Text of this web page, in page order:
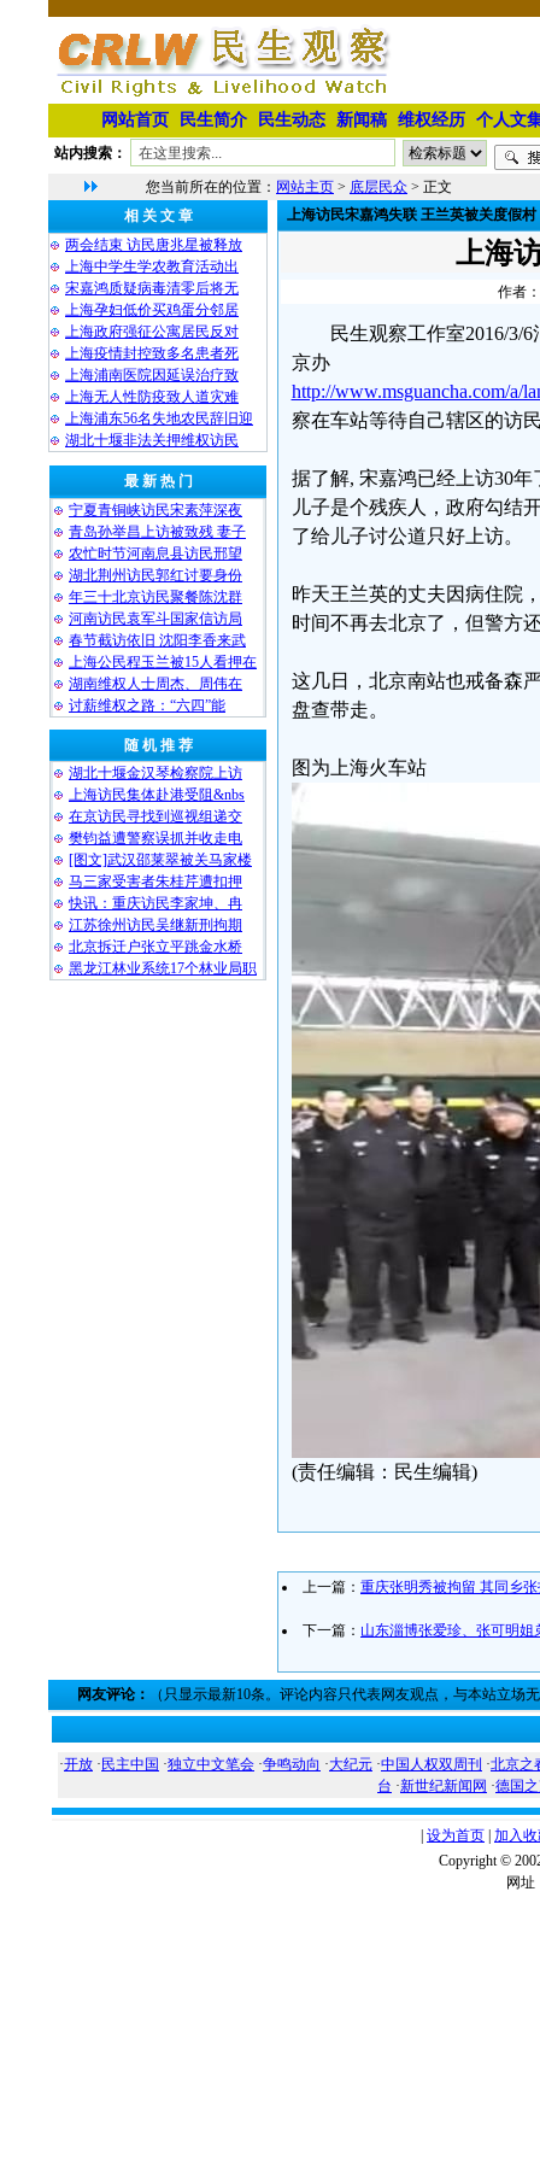
网站首页 民生简介 民生动态 新闻稿 维权经历 个人文
站内搜索：
您当前所在的位置： 网站主页 > 底层民众 > 正文
相 关 文 章
两会结束 访民唐兆星被释放
上海中学生学农教育活动出
宋嘉鸿质疑病毒清零后将无
上海孕妇低价买鸡蛋分邻居
上海政府强征公寓居民反对
上海疫情封控致多名患者死
上海浦南医院因延误治疗致
上海无人性防疫致人道灾难
上海浦东56名失地农民辞旧迎
湖北十堰非法关押维权访民
最 新 热 门
宁夏青铜峡访民宋素萍深夜
青岛孙举昌上访被致残 妻子
农忙时节河南息县访民邢望
湖北荆州访民郭红讨要身份
年三十北京访民聚餐陈沈群
河南访民袁军斗国家信访局
春节截访依旧 沈阳李香来武
上海公民程玉兰被15人看押在
湖南维权人士周杰、周伟在
讨薪维权之路：“六四”能
随 机 推 荐
湖北十堰金汉琴检察院上访
上海访民集体赴港受阻&nbs
在京访民寻找到巡视组递交
樊钧益遭警察误抓并收走电
[图文]武汉邵莱翠被关马家楼
马三家受害者朱桂芹遭扣押
快讯：重庆访民李家坤、冉
江苏徐州访民吴继新刑拘期
北京拆迁户张立平跳金水桥
黑龙江林业系统17个林业局职
上海访民宋嘉鸿失联 王兰英被关度假村
上海
作者
民生观察工作室2016/3/
京办
http://www.msguancha.com/a/
察在车站等待自己辖区的访
据了解, 宋嘉鸿已经上访30
儿子是个残疾人，政府勾结
了给儿子讨公道只好上访。
昨天王兰英的丈夫因病住院
时间不再去北京了，但警方
这几日，北京南站也戒备森
盘查带走。
图为上海火车站
(责任编辑：民生编辑)
上一篇： 重庆张明秀被拘留 其同乡
下一篇： 山东淄博张爱珍、张可明姐
网友评论： （只显示最新10条。评论内容只代表网友观点，与本站立场
·开放 · 民主中国 ·独立中文笔会 ·争鸣动向 ·大纪元 ·中国人权双周刊 ·北京之
台 ·新世纪新闻网 ·德国
设为首页 加入
Copyright ©
网址